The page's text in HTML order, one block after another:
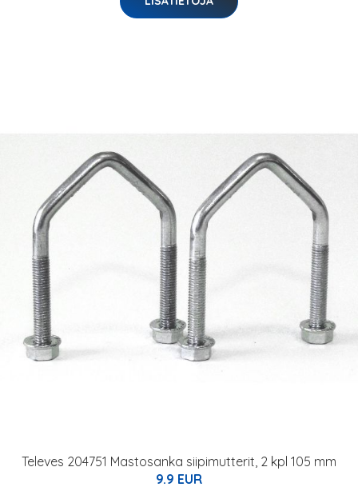
Televes 204751 Mastosanka siipimutterit, 2 kpl 105 mm
9.9 EUR